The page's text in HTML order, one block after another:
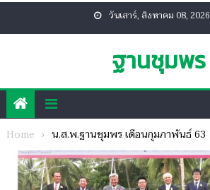
วันเสาร์, สิงหาคม 08, 2026
ฐานชุมพร
Home น.ส.พ.ฐานชุมพร เดือนกุมภาพันธ์ 63